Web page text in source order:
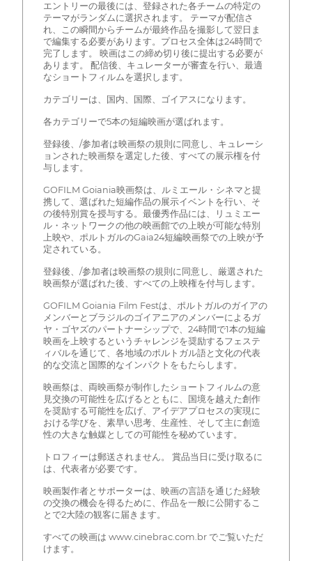
エントリーの最後には、登録された各チームの特定の
テーマがランダムに選択されます。 テーマが配信さ
れ、この瞬間からチームが最終作品を撮影して翌日ま
で編集する必要があります。プロセス全体は24時間で
完了します。 映画はこの締め切り後に提出する必要が
あります。 配信後、キュレーターが審査を行い、最適
なショートフィルムを選択します。
カテゴリーは、国内、国際、ゴイアスになります。
各カテゴリーで5本の短編映画が選ばれます。
登録後、/参加者は映画祭の規則に同意し、キュレーシ
ョンされた映画祭を選定した後、すべての展示権を付
与します。
GOFILM Goiania映画祭は、ルミエール・シネマと提
携して、選ばれた短編作品の展示イベントを行い、そ
の後特別賞を授与する。最優秀作品には、リュミエー
ル・ネットワークの他の映画館での上映が可能な特別
上映や、ポルトガルのGaia24短編映画祭での上映が予
定されている。
登録後、/参加者は映画祭の規則に同意し、厳選された
映画祭が選ばれた後、すべての上映権を付与します。
GOFILM Goiania Film Festは、ポルトガルのガイアの
メンバーとブラジルのゴイアニアのメンバーによるガ
ヤ・ゴヤズのパートナーシップで、24時間で1本の短編
映画を上映するというチャレンジを奨励するフェステ
ィバルを通じて、各地域のポルトガル語と文化の代表
的な交流と国際的なインパクトをもたらします。
映画祭は、両映画祭が制作したショートフィルムの意
見交換の可能性を広げるとともに、国境を越えた創作
を奨励する可能性を広げ、アイデアプロセスの実現に
おける学びを、素早い思考、生産性、そして主に創造
性の大きな触媒としての可能性を秘めています。
トロフィーは郵送されません。 賞品当日に受け取るに
は、代表者が必要です。
映画製作者とサポーターは、映画の言語を通じた経験
の交換の機会を得るために、作品を一般に公開するこ
とで2大陸の観客に届きます。
すべての映画は www.cinebrac.com.br でご覧いただ
けます。